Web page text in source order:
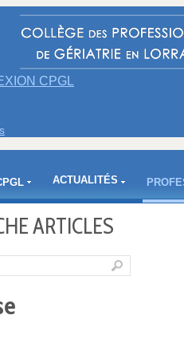
CPGL
ACTUALITÉS
ARTICLES